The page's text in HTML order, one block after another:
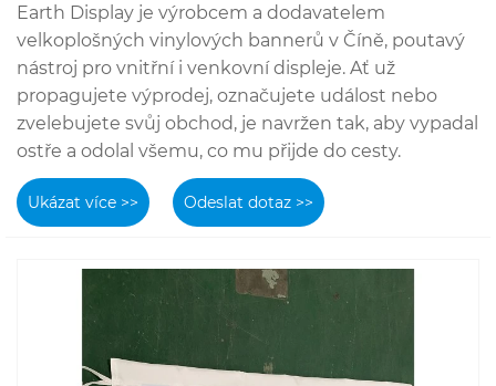
Earth Display je výrobcem a dodavatelem
velkoplošných vinylových bannerů v Číně, poutavý
nástroj pro vnitřní i venkovní displeje. Ať už
propagujete výprodej, označujete událost nebo
zvelebujete svůj obchod, je navržen tak, aby vypadal
ostře a odolal všemu, co mu přijde do cesty.
Ukázat více >> Odeslat dotaz >>